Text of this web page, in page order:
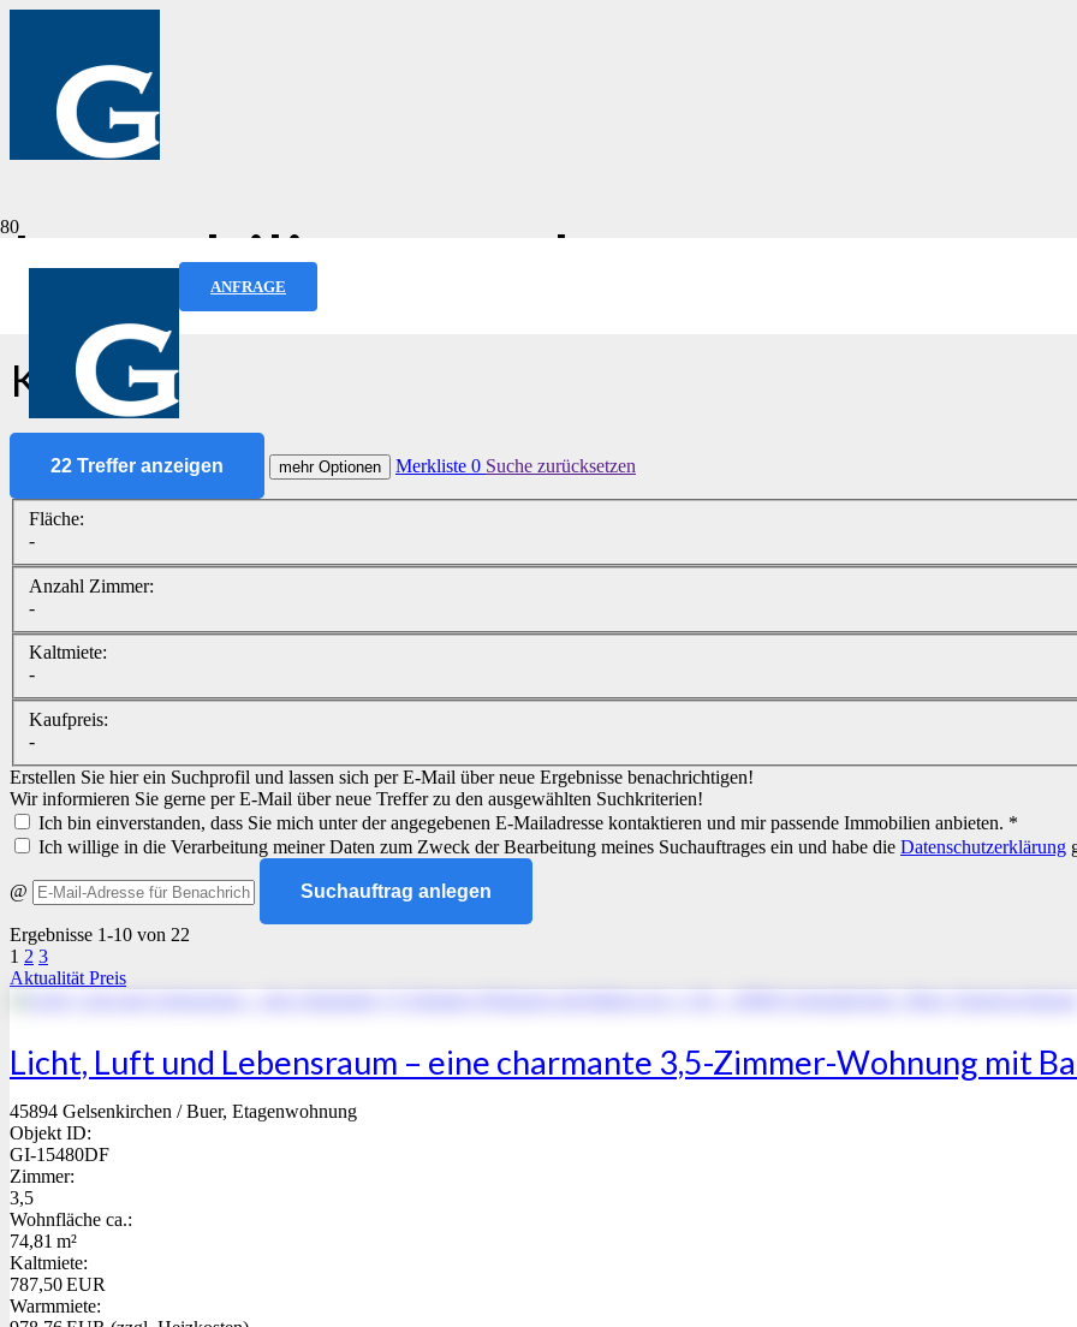
ANFRAGE
Immobilien­angebot
Keller
22 Treffer anzeigen mehr Optionen Merkliste 0 Suche zurücksetzen
Fläche:
-
Anzahl Zimmer:
-
Kaltmiete:
-
Kaufpreis:
-
Erstellen Sie hier ein Suchprofil und lassen sich per E-Mail über neue Ergebnisse benachrichtigen!
Wir informieren Sie gerne per E-Mail über neue Treffer zu den ausgewählten Suchkriterien!
Ich bin einverstanden, dass Sie mich unter der angegebenen E-Mailadresse kontaktieren und mir passende Immobilien anbieten. *
Ich willige in die Verarbeitung meiner Daten zum Zweck der Bearbeitung meines Suchauftrages ein und habe die Datenschutzerklärung
@ Suchauftrag anlegen
Ergebnisse 1-10 von 22
1 2 3
Aktualität Preis
Licht, Luft und Lebensraum – eine charmante 3,5-Zimmer-Wohnung mit
45894 Gelsenkirchen / Buer, Etagenwohnung
Objekt ID:
GI-15480DF
Zimmer:
3,5
Wohnfläche ca.:
74,81 m²
Kaltmiete:
787,50 EUR
Warmmiete: